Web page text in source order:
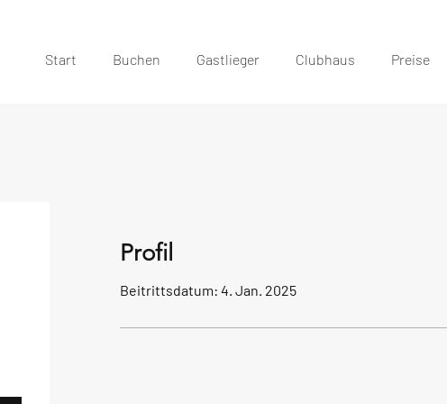
Start Buchen Gastlieger Clubhaus Preise
Profil
Beitrittsdatum: 4. Jan. 2025